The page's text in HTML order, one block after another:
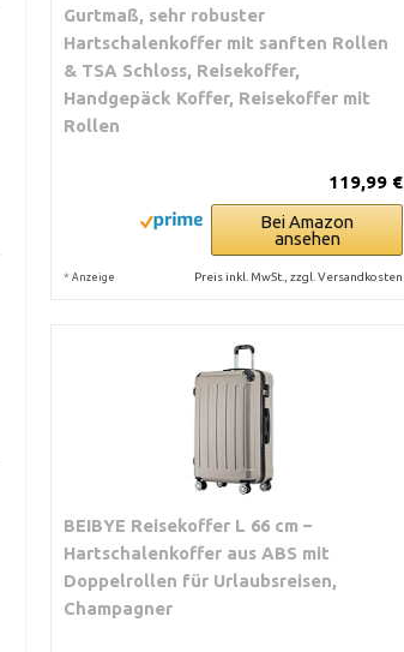
Gurtmaß, sehr robuster
Hartschalenkoffer mit sanften Rollen
& TSA Schloss, Reisekoffer,
Handgepäck Koffer, Reisekoffer mit
Rollen
119,99 €
Bei Amazon
ansehen
* Anzeige Preis inkl. MwSt., zzgl. Versandkosten
BEIBYE Reisekoffer L 66 cm –
Hartschalenkoffer aus ABS mit
Doppelrollen für Urlaubsreisen,
Champagner